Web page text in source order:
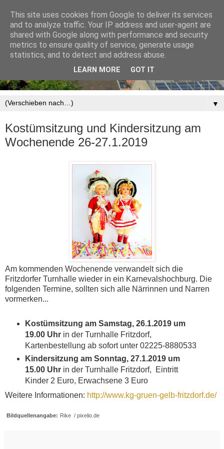
▼
Kostümsitzung und Kindersitzung am
Wochenende 26-27.1.2019
Am kommenden Wochenende verwandelt sich die
Fritzdorfer Turnhalle wieder in ein Karnevalshochburg. Die
folgenden Termine, sollten sich alle Närrinnen und Narren
vormerken...
Kostümsitzung am Samstag, 26.1.2019 um
19.00 Uhr in der Turnhalle Fritzdorf,
Kartenbestellung ab sofort unter 02225-8880533
Kindersitzung am Sonntag, 27.1.2019 um
15.00 Uhr in der Turnhalle Fritzdorf, Eintritt
Kinder 2 Euro, Erwachsene 3 Euro
Weitere Informationen: http://www.kg-gruen-gelb-fritzdorf.de/
Bildquellenangabe: Rike / pixelio.de
This site uses cookies from Google to deliver its services
and to analyze traffic. Your IP address and user-agent are
shared with Google along with performance and security
metrics to ensure quality of service, generate usage
statistics, and to detect and address abuse.
LEARN MORE GOT IT